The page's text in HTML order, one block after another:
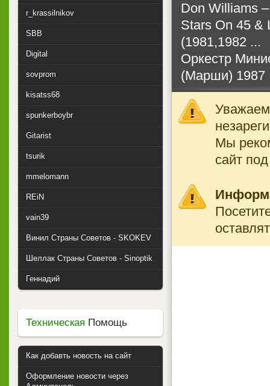
Don Williams
Stars On 45 &
(1981,1982 ...
Оркестр
(Марши) 1987
Мы
сайт
r_krassilnikov
SBB
Digital
sovprom
kisatss68
spunkerboybr
Gitarist
tsurik
mmelomann
REiN
vain39
Винил Страны Советов - SKOKEV
Шеллак Страны Советов - Sinoptik
Геннадий
Техническая Помощь
Как добавть новость на сайт
Оформление новости через